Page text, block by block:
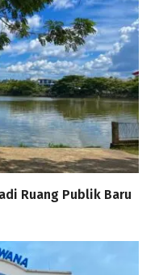
Ruang Publik Baru